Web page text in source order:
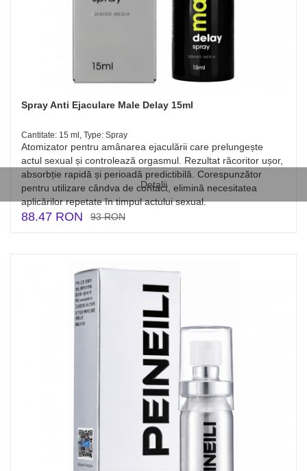
Detalii
Spray Anti Ejaculare Male Delay 15ml
Cantitate: 15 ml, Type: Spray
Atomizator pentru amânarea ejaculării care prelungește
actul sexual și controlează orgasmul. Rezultat răcoritor ușor,
absorbție rapidă și perioadă predictibilă. Corespunzător
pentru utilizare cândva de contact, elimină necesitatea
aplicărilor repetate în timpul actului sexual.
88.47 RON 93 RON